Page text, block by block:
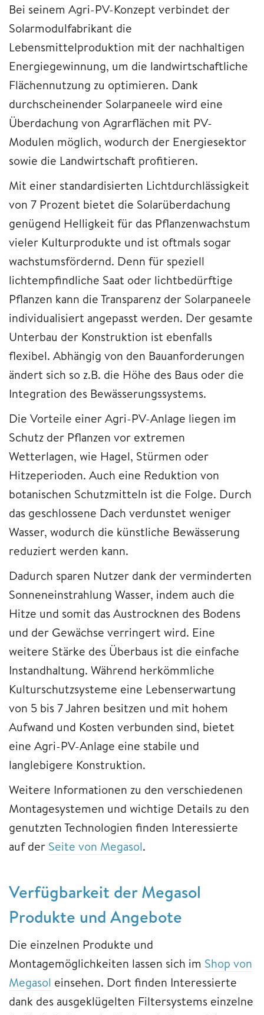
Bei seinem Agri-PV-Konzept verbindet der
Solarmodulfabrikant die
Lebensmittelproduktion mit der nachhaltigen
Energiegewinnung, um die landwirtschaftliche
Flächennutzung zu optimieren. Dank
durchscheinender Solarpaneele wird eine
Überdachung von Agrarflächen mit PV-
Modulen möglich, wodurch der Energiesektor
sowie die Landwirtschaft profitieren.
Mit einer standardisierten Lichtdurchlässigkeit
von 7 Prozent bietet die Solarüberdachung
genügend Helligkeit für das Pflanzenwachstum
vieler Kulturprodukte und ist oftmals sogar
wachstumsfördernd. Denn für speziell
lichtempfindliche Saat oder lichtbedürftige
Pflanzen kann die Transparenz der Solarpaneele
individualisiert angepasst werden. Der gesamte
Unterbau der Konstruktion ist ebenfalls
flexibel. Abhängig von den Bauanforderungen
ändert sich so z.B. die Höhe des Baus oder die
Integration des Bewässerungssystems.
Die Vorteile einer Agri-PV-Anlage liegen im
Schutz der Pflanzen vor extremen
Wetterlagen, wie Hagel, Stürmen oder
Hitzeperioden. Auch eine Reduktion von
botanischen Schutzmitteln ist die Folge. Durch
das geschlossene Dach verdunstet weniger
Wasser, wodurch die künstliche Bewässerung
reduziert werden kann.
Dadurch sparen Nutzer dank der verminderten
Sonneneinstrahlung Wasser, indem auch die
Hitze und somit das Austrocknen des Bodens
und der Gewächse verringert wird. Eine
weitere Stärke des Überbaus ist die einfache
Instandhaltung. Während herkömmliche
Kulturschutzsysteme eine Lebenserwartung
von 5 bis 7 Jahren besitzen und mit hohem
Aufwand und Kosten verbunden sind, bietet
eine Agri-PV-Anlage eine stabile und
langlebigere Konstruktion.
Weitere Informationen zu den verschiedenen
Montagesystemen und wichtige Details zu den
genutzten Technologien finden Interessierte
auf der Seite von Megasol.
Verfügbarkeit der Megasol
Produkte und Angebote
Die einzelnen Produkte und
Montagemöglichkeiten lassen sich im Shop von
Megasol einsehen. Dort finden Interessierte
dank des ausgeklügelten Filtersystems einzelne